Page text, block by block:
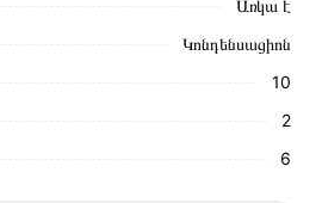
զանգահարելով կայքում նշված
Ներկառուցվող Սպասք Լվացող
WT առաքման և
Առկա է
Կոնդենսացիոն
10
2
6